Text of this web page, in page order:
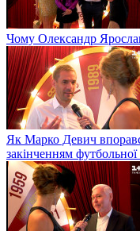
Чому Олександр
Як Марко Девич
закінченням футбольної